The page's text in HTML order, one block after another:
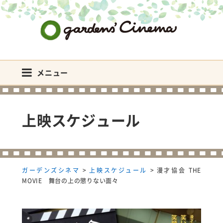
メニュー
上映スケジュール
ガーデンズシネマ >上映スケジュール > 漫才協会 THE
MOVIE 舞台の上の懲りない面々